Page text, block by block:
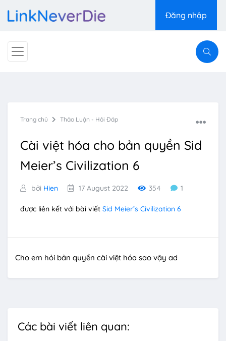
Đăng nhập
Trang chủ Thảo Luận - Hỏi Đáp
Cài việt hóa cho bản quyền Sid
Meier’s Civilization 6
bởi Hien 17 August 2022 354 1
được liên kết với bài viết Sid Meier’s Civilization 6
Cho em hỏi bản quyền cài việt hóa sao vậy ad
Các bài viết liên quan: